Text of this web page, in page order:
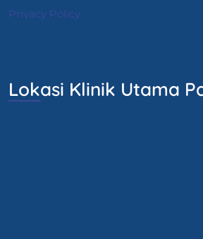
Privacy Policy
Lokasi Klinik Utama